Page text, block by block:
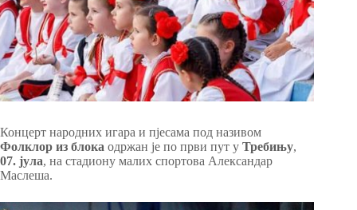
Концерт народних игара и пјесама под називом
Фолклор из блока одржан је по први пут у Требињу,
07. јула, на стадиону малих спортова Александар
Маслеша.